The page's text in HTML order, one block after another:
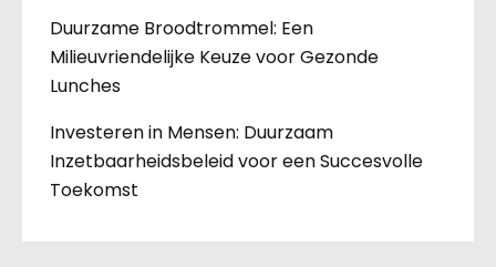
Duurzame Broodtrommel: Een
Milieuvriendelijke Keuze voor Gezonde
Lunches
Investeren in Mensen: Duurzaam
Inzetbaarheidsbeleid voor een Succesvolle
Toekomst